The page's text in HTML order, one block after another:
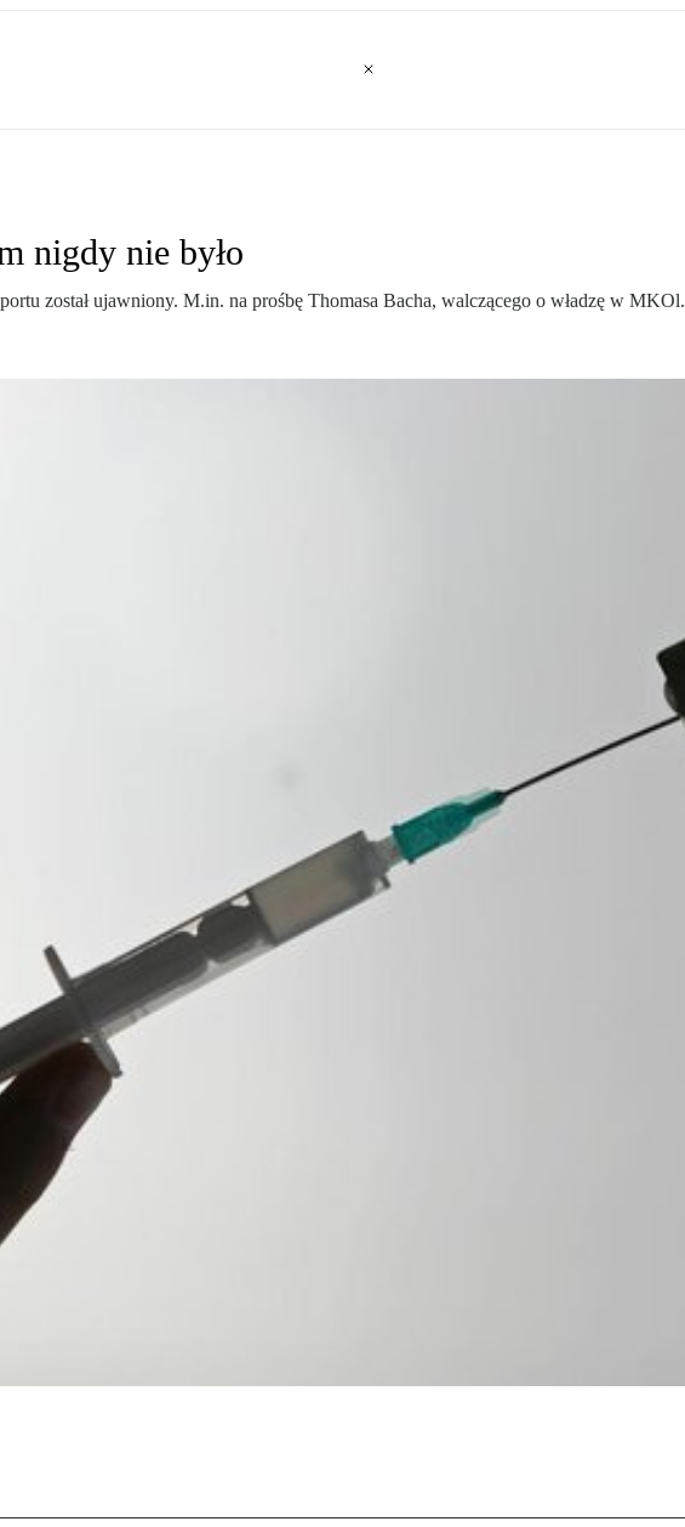
nigdy nie było
został ujawniony. M.in. na prośbę Thomasa Bacha, walczącego o władzę w MKOl.